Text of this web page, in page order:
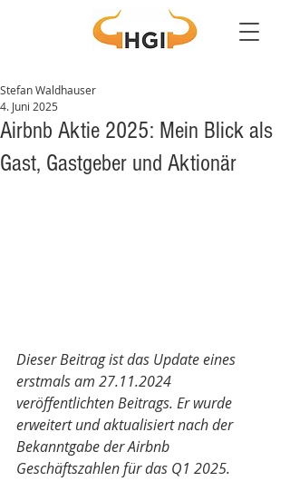
Airbnb Aktie 2025: Mein Blick als
Gast, Gastgeber und Aktionär
Stefan Waldhauser
4. Juni 2025
Dieser Beitrag ist das Update eines
erstmals am 27.11.2024
veröffentlichten Beitrags. Er wurde
erweitert und aktualisiert nach der
Bekanntgabe der Airbnb
Geschäftszahlen für das Q1 2025.